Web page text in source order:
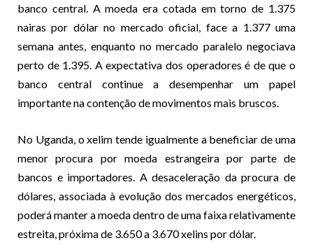
banco central. A moeda era cotada em torno de 1.375
nairas por dólar no mercado oficial, face a 1.377 uma
semana antes, enquanto no mercado paralelo negociava
perto de 1.395. A expectativa dos operadores é de que o
banco central continue a desempenhar um papel
importante na contenção de movimentos mais bruscos.
No Uganda, o xelim tende igualmente a beneficiar de uma
menor procura por moeda estrangeira por parte de
bancos e importadores. A desaceleração da procura de
dólares, associada à evolução dos mercados energéticos,
poderá manter a moeda dentro de uma faixa relativamente
estreita, próxima de 3.650 a 3.670 xelins por dólar.